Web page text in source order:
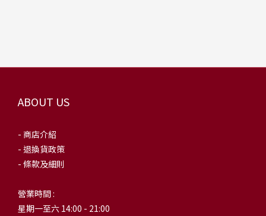
ABOUT US
- 商店介紹
- 退換貨政策
- 條款及細則
營業時間 :
星期一至六 14:00 - 21:00